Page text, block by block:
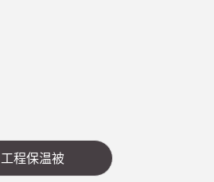
工程保温被